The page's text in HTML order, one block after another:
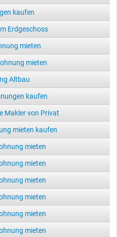
kaufen
Erdgeschoss
mieten
mieten
Altbau
kaufen
Makler von Privat
mieten kaufen
mieten
mieten
mieten
mieten
mieten
mieten